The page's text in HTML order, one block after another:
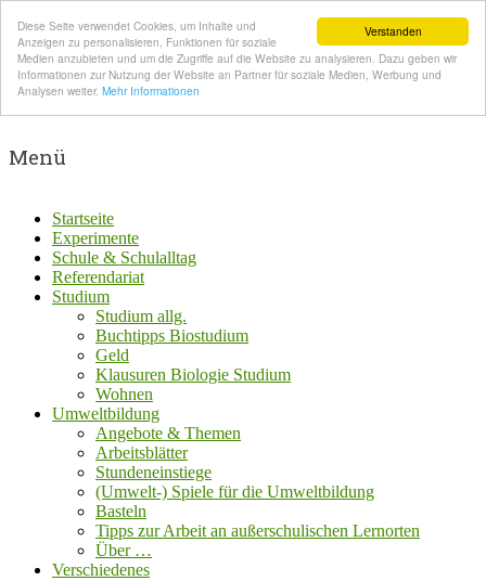
Verstanden
Diese Seite verwendet Cookies, um Inhalte und
Anzeigen zu personalisieren, Funktionen für soziale
Medien anzubieten und um die Zugriffe auf die Website zu analysieren. Dazu geben wir
Informationen zur Nutzung der Website an Partner für soziale Medien, Werbung und
Analysen weiter. Mehr Informationen
Menü
Startseite
Experimente
Schule & Schulalltag
Referendariat
Studium
Studium allg.
Buchtipps Biostudium
Geld
Klausuren Biologie Studium
Wohnen
Umweltbildung
Angebote & Themen
Arbeitsblätter
Stundeneinstiege
(Umwelt-) Spiele für die Umweltbildung
Basteln
Tipps zur Arbeit an außerschulischen Lernorten
Über …
Verschiedenes